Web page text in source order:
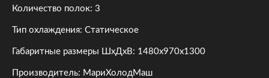
Количество полок: 3
Тип охлаждения: Статическое
Габаритные размеры ШхДхВ: 1480x970x1300
Производитель: МариХолодМаш